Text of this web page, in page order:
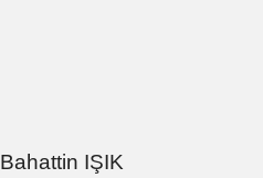
Bahattin IŞIK